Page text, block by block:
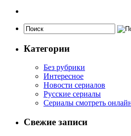
Категории
Без рубрики
Интересное
Новости сериалов
Русские сериалы
Сериалы смотреть
Свежие записи